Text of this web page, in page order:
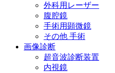
外科用レーザー
腹腔鏡
手術用顕微鏡
その他 手術
画像診断
超音波診断装置
内視鏡